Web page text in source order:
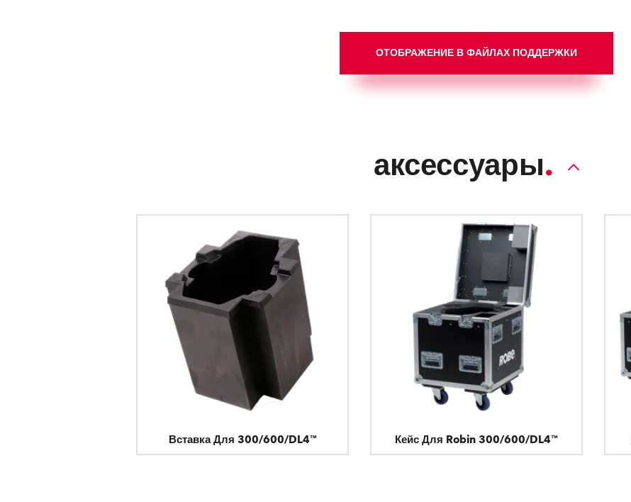
ОТОБРАЖЕНИЕ В ФАЙЛАХ ПОДДЕРЖКИ
аксессуары
Вставка Для 300/600/DL4™ Кейс Для Robin 300/600/DL4™